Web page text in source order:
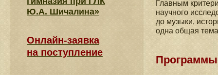
Главным
научного
до музыки,
одна общая
Ю.А. Шичалина»
Онлайн-заявка
на поступление